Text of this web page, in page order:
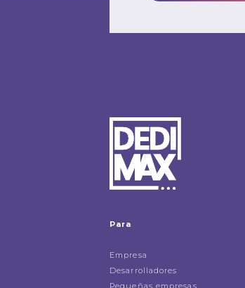
Para
Empresa
Desarrolladores
Pequeñas empresas